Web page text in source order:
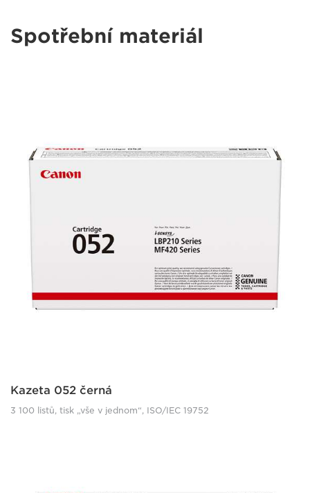
Spotřební materiál
Kazeta 052 černá
3 100 listů, tisk „vše v jednom“, ISO/IEC 19752